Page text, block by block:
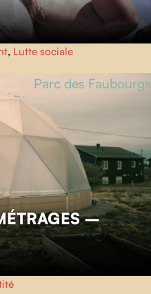
, Lutte sociale
–
Parc des Faubourgs